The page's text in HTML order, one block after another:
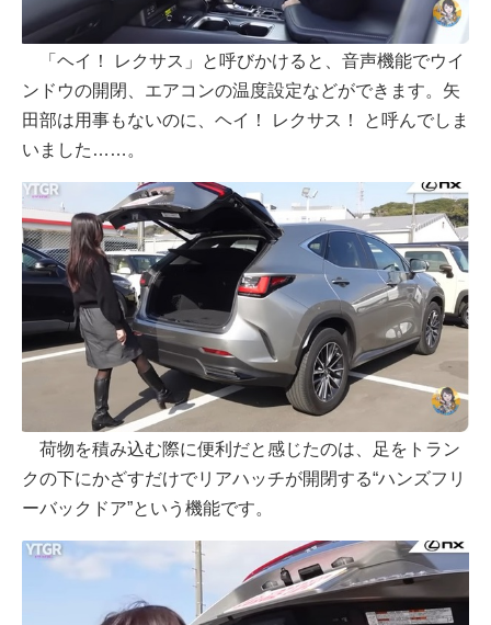
「ヘイ！ レクサス」と呼びかけると、音声機能でウイ
ンドウの開閉、エアコンの温度設定などができます。矢
田部は用事もないのに、ヘイ！ レクサス！ と呼んでしま
いました……。
荷物を積み込む際に便利だと感じたのは、足をトラン
クの下にかざすだけでリアハッチが開閉する“ハンズフリ
ーバックドア”という機能です。